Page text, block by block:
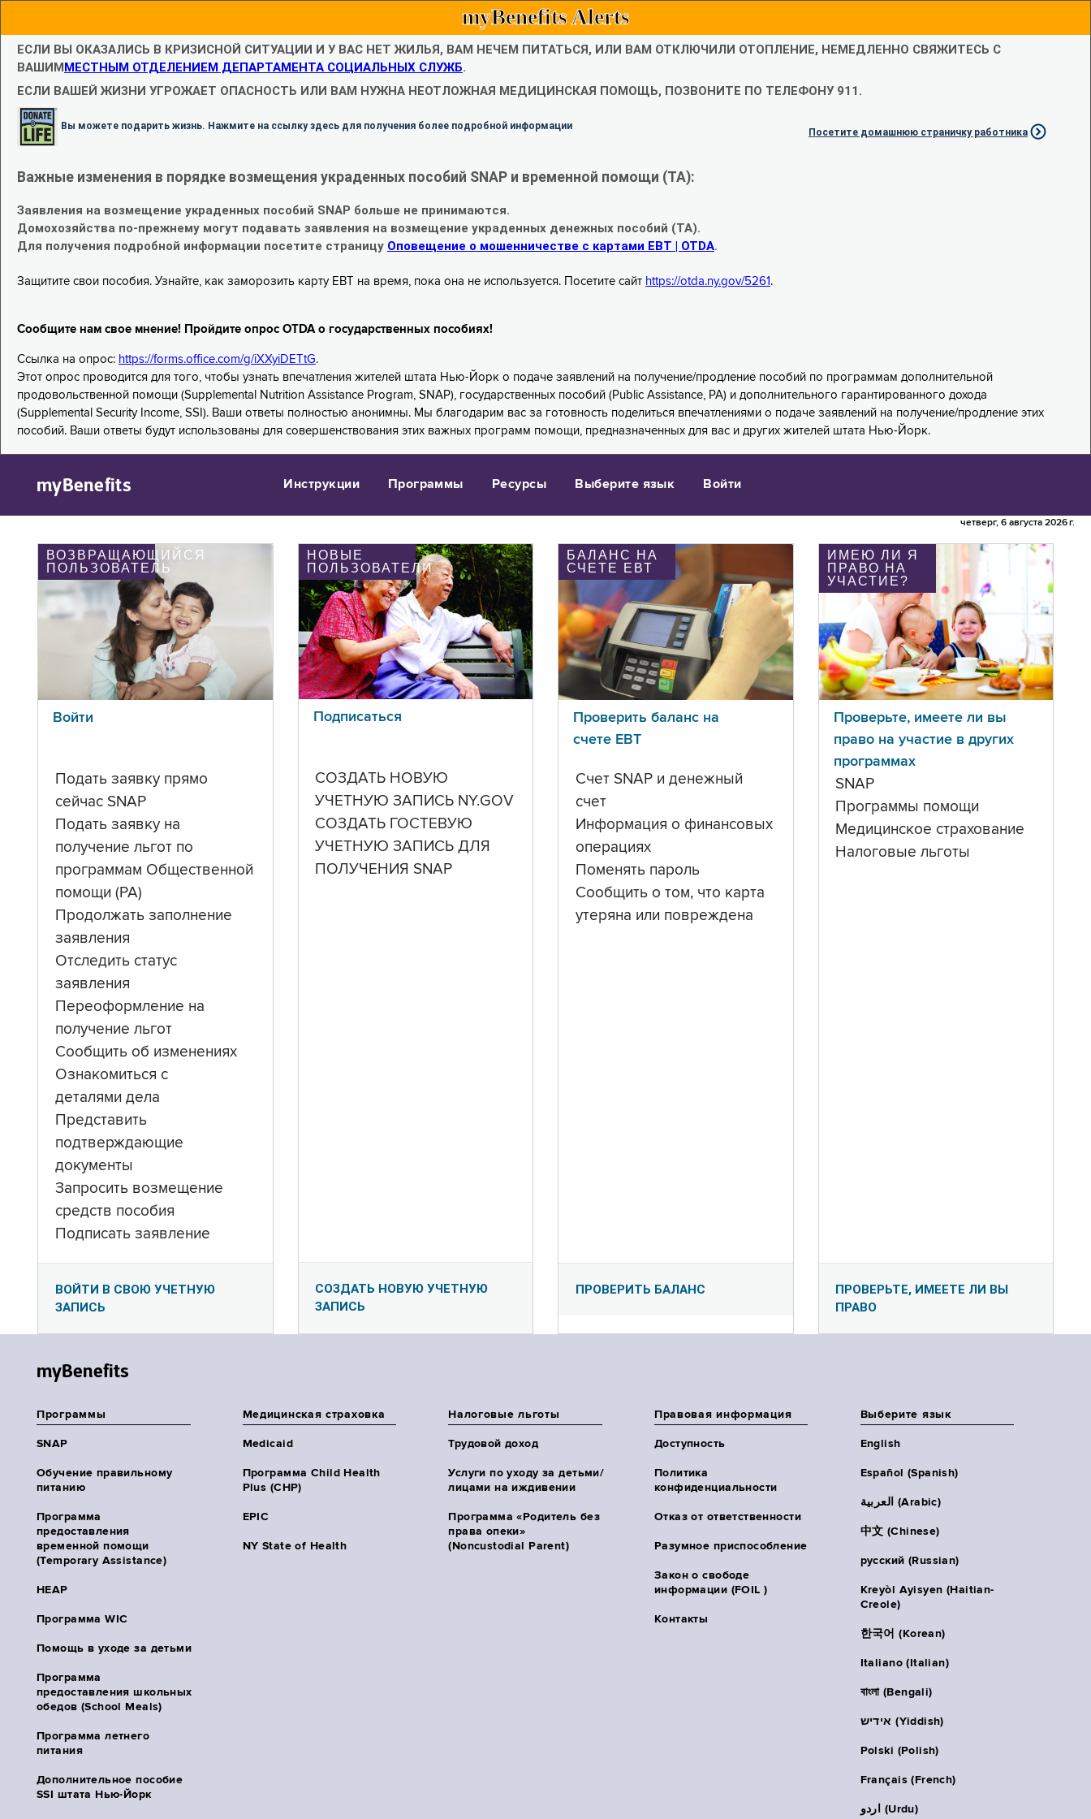
myBenefits Alerts
ЕСЛИ ВЫ ОКАЗАЛИСЬ В КРИЗИСНОЙ СИТУАЦИИ И У ВАС НЕТ ЖИЛЬЯ, ВАМ НЕЧЕМ ПИТАТЬСЯ, ИЛИ ВАМ ОТКЛЮЧИЛИ ОТОПЛЕНИЕ, НЕМЕДЛЕННО СВЯЖИТЕСЬ С
ВАШИММЕСТНЫМ ОТДЕЛЕНИЕМ ДЕПАРТАМЕНТА СОЦИАЛЬНЫХ СЛУЖБ.
ЕСЛИ ВАШЕЙ ЖИЗНИ УГРОЖАЕТ ОПАСНОСТЬ ИЛИ ВАМ НУЖНА НЕОТЛОЖНАЯ МЕДИЦИНСКАЯ ПОМОЩЬ, ПОЗВОНИТЕ ПО ТЕЛЕФОНУ 911.
Вы можете подарить жизнь. Нажмите на ссылку здесь для получения более подробной информации
Посетите домашнюю страничку работника
Важные изменения в порядке возмещения украденных пособий SNAP и временной помощи (TA):
Заявления на возмещение украденных пособий SNAP больше не принимаются.
Домохозяйства по-прежнему могут подавать заявления на возмещение украденных денежных пособий (TA).
Для получения подробной информации посетите страницу Оповещение о мошенничестве с картами EBT | OTDA.
Защитите свои пособия. Узнайте, как заморозить карту EBT на время, пока она не используется. Посетите сайт https://otda.ny.gov/5261 .
Сообщите нам свое мнение! Пройдите опрос OTDA о государственных пособиях!
Ссылка на опрос: https://forms.office.com/g/iXXyiDETtG.
Этот опрос проводится для того, чтобы узнать впечатления жителей штата Нью-Йорк о подаче заявлений на получение/продление пособий по программам дополнительной
продовольственной помощи (Supplemental Nutrition Assistance Program, SNAP), государственных пособий (Public Assistance, PA) и дополнительного гарантированного дохода
(Supplemental Security Income, SSI). Ваши ответы полностью анонимны. Мы благодарим вас за готовность поделиться впечатлениями о подаче заявлений на получение/продление этих
пособий. Ваши ответы будут использованы для совершенствования этих важных программ помощи, предназначенных для вас и других жителей штата Нью-Йорк.
myBenefits Инструкции Программы Ресурсы Выберите язык Войти
четверг, 6 августа 2026 г.
ВОЗВРАЩАЮЩИЙСЯ
ПОЛЬЗОВАТЕЛЬ
Войти
Подать заявку прямо
сейчас SNAP
Подать заявку на
получение льгот по
программам Общественной
помощи (PA)
Продолжать заполнение
заявления
Отследить статус
заявления
Переоформление на
получение льгот
Сообщить об изменениях
Ознакомиться с
деталями дела
Представить
подтверждающие
документы
Запросить возмещение
средств пособия
Подписать заявление
ВОЙТИ В СВОЮ УЧЕТНУЮ
ЗАПИСЬ
НОВЫЕ
ПОЛЬЗОВАТЕЛИ
Подписаться
СОЗДАТЬ НОВУЮ
УЧЕТНУЮ ЗАПИСЬ NY.GOV
СОЗДАТЬ ГОСТЕВУЮ
УЧЕТНУЮ ЗАПИСЬ ДЛЯ
ПОЛУЧЕНИЯ SNAP
СОЗДАТЬ НОВУЮ УЧЕТНУЮ
ЗАПИСЬ
БАЛАНС НА
СЧЕТЕ ЕВТ
Проверить баланс на
счете ЕВТ
Счет SNAP и денежный
счет
Информация о финансовых
операциях
Поменять пароль
Сообщить о том, что карта
утеряна или повреждена
ПРОВЕРИТЬ БАЛАНС
ИМЕЮ ЛИ Я
ПРАВО НА
УЧАСТИЕ?
Проверьте, имеете ли вы
право на участие в других
программах
SNAP
Программы помощи
Медицинское страхование
Налоговые льготы
ПРОВЕРЬТЕ, ИМЕЕТЕ ЛИ ВЫ
ПРАВО
myBenefits
Программы
SNAP
Обучение правильному
питанию
Программа
предоставления
временной помощи
(Temporary Assistance)
HEAP
Программа WIC
Помощь в уходе за детьми
Программа
предоставления школьных
обедов (School Meals)
Программа летнего
питания
Дополнительное пособие
SSI штата Нью-Йорк
Медицинская страховка
Medicaid
Программа Child Health
Plus (CHP)
EPIC
NY State of Health
Налоговые льготы
Трудовой доход
Услуги по уходу за детьми/
лицами на иждивении
Программа «Родитель без
права опеки»
(Noncustodial Parent)
Правовая информация
Доступность
Политика
конфиденциальности
Отказ от ответственности
Разумное приспособление
Закон о свободе
информации (FOIL )
Контакты
Выберите язык
English
Español (Spanish)
العربية (Arabic)
中文 (Chinese)
русский (Russian)
Kreyòl Ayisyen (Haitian-
Creole)
한국어 (Korean)
Italiano (Italian)
বাংলা (Bengali)
אידיש (Yiddish)
Polski (Polish)
Français (French)
اردو (Urdu)